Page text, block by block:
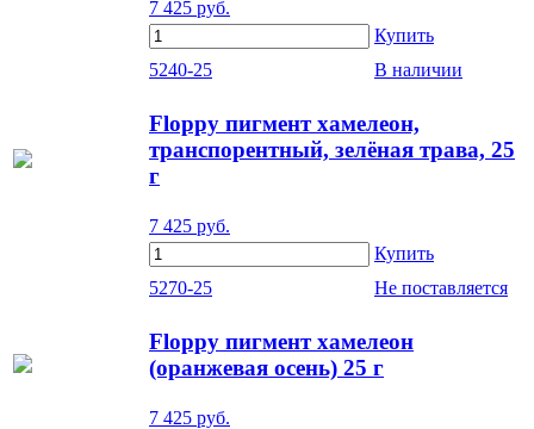
7 425 руб.
Купить
5240-25
В наличии
Floppy пигмент хамелеон,
транспорентный, зелёная трава, 25
г
7 425 руб.
Купить
5270-25
Не поставляется
Floppy пигмент хамелеон
(оранжевая осень) 25 г
7 425 руб.